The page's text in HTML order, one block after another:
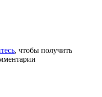
, чтобы получить